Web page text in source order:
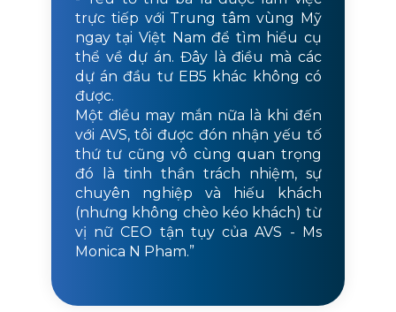
trực tiếp với Trung tâm vùng Mỹ
ngay tại Việt Nam để tìm hiểu cụ
thể về dự án. Đây là điều mà các
dự án đầu tư EB5 khác không có
được.
Một điều may mắn nữa là khi đến
với AVS, tôi được đón nhận yếu tố
thứ tư cũng vô cùng quan trọng
đó là tinh thần trách nhiệm, sự
chuyên nghiệp và hiếu khách
(nhưng không chèo kéo khách) từ
vị nữ CEO tận tụy của AVS - Ms
Monica N Pham.”